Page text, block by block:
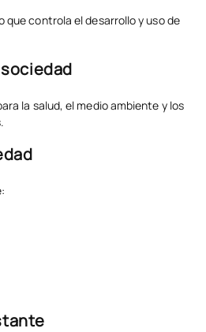
que controla el desarrollo y uso de
la salud, el medio ambiente y los